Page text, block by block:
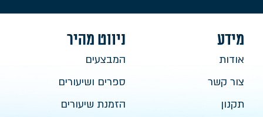
מידע
אודות
צור קשר
תקנון
ניווט מהיר
המבצעים
ספרים ושיעורים
הזמנת שיעורים